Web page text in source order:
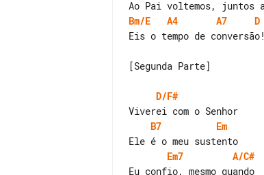
Bm/E
A4 A7
D
Eis o tempo de conversão!
[Segunda Parte]
D/F#
B7
Em
Em7
A/C#